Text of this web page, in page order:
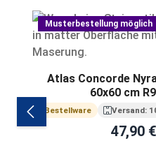
Musterbestellung möglich
Atlas Concorde
60x60 cm
Bestellware Versand:
47,90